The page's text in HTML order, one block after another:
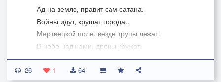
Ад на земле, правит сам сатана.
Войны идут, крушат города..
Мертвецкой поле, везде трупы лежат.
В небе над нами, дроны кружат.
Кагда же настанет мир на земле,
26 1 64